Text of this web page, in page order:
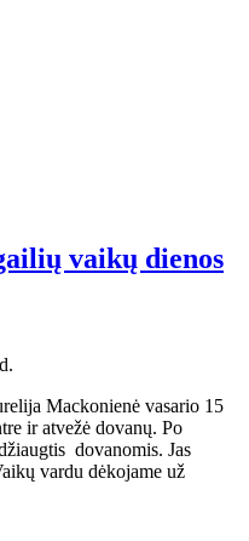
vaikų dienos
Mackonienė vasario 15
ir atvežė dovanų. Po
dovanomis. Jas
vardu dėkojame už